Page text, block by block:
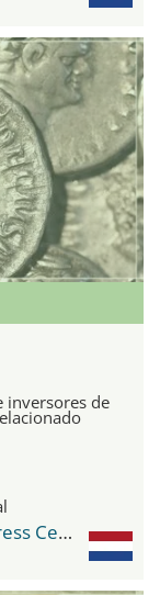
inversores de
MECC Maastricht Exhibition & Congress Center